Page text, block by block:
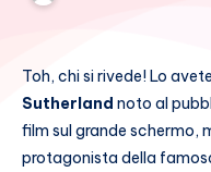
Toh, chi si rivede! Lo
Sutherland noto al
film sul grande schermo,
protagonista della